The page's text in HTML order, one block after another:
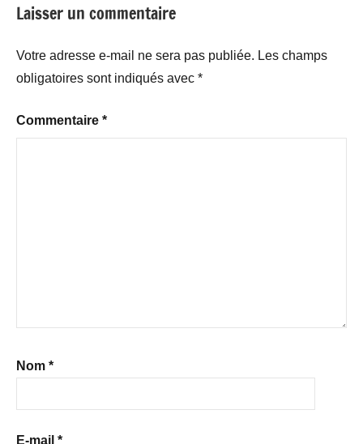
Laisser un commentaire
Votre adresse e-mail ne sera pas publiée. Les champs
obligatoires sont indiqués avec *
Commentaire *
Nom *
E-mail *